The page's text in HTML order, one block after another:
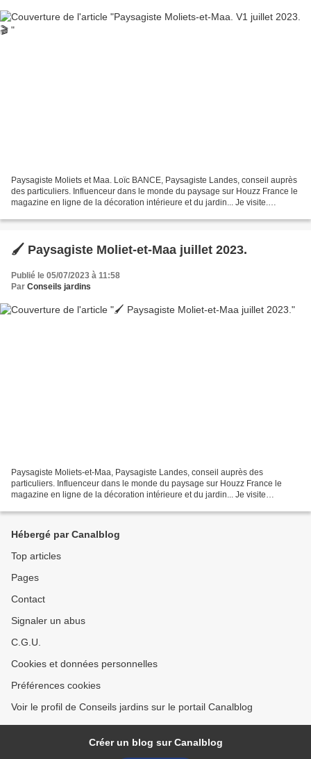
Paysagiste Moliets et Maa. Loïc BANCE, Paysagiste Landes, conseil auprès
des particuliers. Influenceur dans le monde du paysage sur Houzz France le
magazine en ligne de la décoration intérieure et du jardin... Je visite.
🖌️ Paysagiste Moliet-et-Maa juillet 2023.
Publié le 05/07/2023 à 11:58
Par Conseils jardins
Paysagiste Moliets-et-Maa, Paysagiste Landes, conseil auprès des
particuliers. Influenceur dans le monde du paysage sur Houzz France le
magazine en ligne de la décoration intérieure et du jardin... Je visite
Hébergé par Canalblog
Top articles
Pages
Contact
Signaler un abus
C.G.U.
Cookies et données personnelles
Préférences cookies
Voir le profil de Conseils jardins sur le portail Canalblog
Créer un blog sur Canalblog